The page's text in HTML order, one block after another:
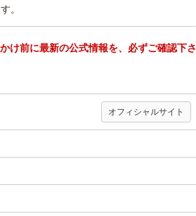
。
け前に最新の公式情報を、必ずご確認下さ
オフィシャルサイト